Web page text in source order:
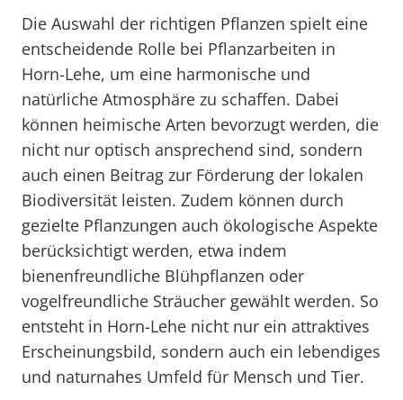
Die Auswahl der richtigen Pflanzen spielt eine
entscheidende Rolle bei Pflanzarbeiten in
Horn-Lehe, um eine harmonische und
natürliche Atmosphäre zu schaffen. Dabei
können heimische Arten bevorzugt werden, die
nicht nur optisch ansprechend sind, sondern
auch einen Beitrag zur Förderung der lokalen
Biodiversität leisten. Zudem können durch
gezielte Pflanzungen auch ökologische Aspekte
berücksichtigt werden, etwa indem
bienenfreundliche Blühpflanzen oder
vogelfreundliche Sträucher gewählt werden. So
entsteht in Horn-Lehe nicht nur ein attraktives
Erscheinungsbild, sondern auch ein lebendiges
und naturnahes Umfeld für Mensch und Tier.